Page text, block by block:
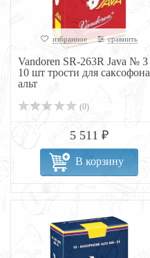
избранное сравнить
Vandoren SR-263R Java № 3
10 шт трости для саксофона
альт
(0)
5 511 ₽
В корзину